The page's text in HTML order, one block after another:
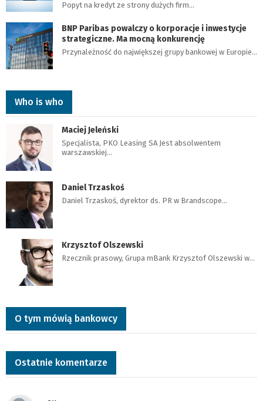
Popyt na kredyt ze strony dużych firm…
BNP Paribas powalczy o korporacje i inwestycje
strategiczne. Ma mocną konkurencję
Przynależność do największej grupy bankowej w Europie…
Who is who
Maciej Jeleński
Specjalista, PKO Leasing SA Jest absolwentem
warszawskiej…
Daniel Trzaskoś
Daniel Trzaskoś, dyrektor ds. PR w Brandscope…
Krzysztof Olszewski
Rzecznik prasowy, Grupa mBank Krzysztof Olszewski w…
O tym mówią bankowcy
Ostatnie komentarze